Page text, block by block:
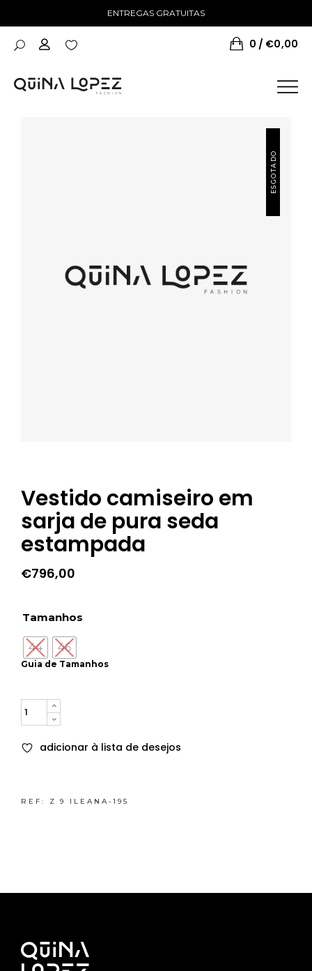
ENTREGAS GRATUITAS
0 €0,00
ESGOTADO
Vestido camiseiro em
sarja de pura seda
estampada
€796,00
Guia de Tamanhos
Tamanhos
44 46
Quantity
adicionar à lista de desejos
REF: Z 9 ILEANA-195